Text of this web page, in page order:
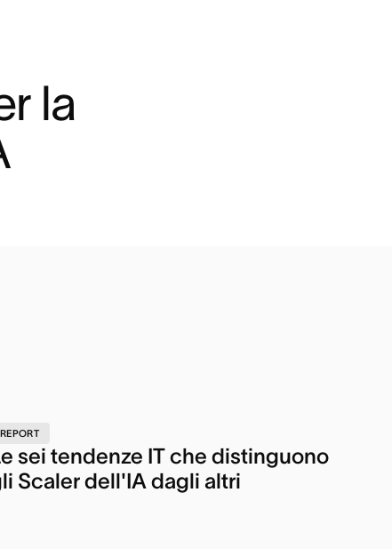
la
REPORT
sei tendenze IT che distinguono
Scaler dell'IA dagli altri